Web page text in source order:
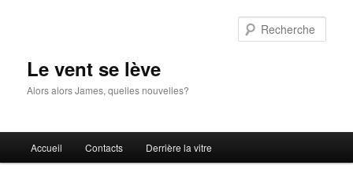
Le vent se lève
Alors alors James, quelles nouvelles?
principal
Accueil Contacts Derrière la vitre